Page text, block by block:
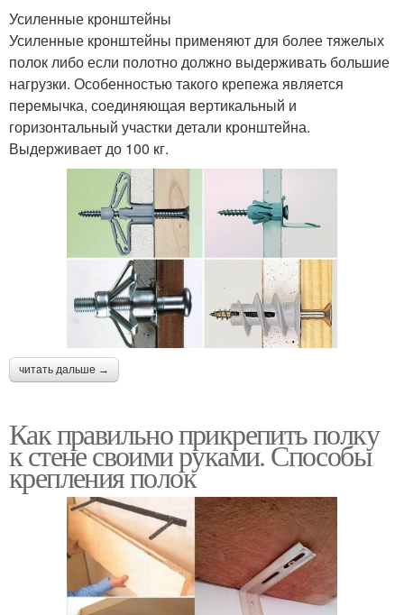
Усиленные кронштейны
Усиленные кронштейны применяют для более тяжелых
полок либо если полотно должно выдерживать большие
нагрузки. Особенностью такого крепежа является
перемычка, соединяющая вертикальный и
горизонтальный участки детали кронштейна.
Выдерживает до 100 кг.
читать дальше →
Как правильно прикрепить полку
к стене своими руками. Способы
крепления полок